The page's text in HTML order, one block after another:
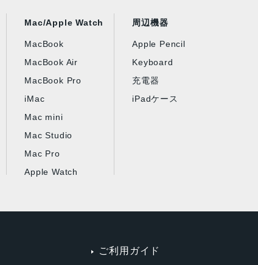
Mac/Apple Watch
MacBook
MacBook Air
MacBook Pro
iMac
Mac mini
Mac Studio
Mac Pro
Apple Watch
周辺機器
Apple Pencil
Keyboard
充電器
iPadケース
ご利用ガイド